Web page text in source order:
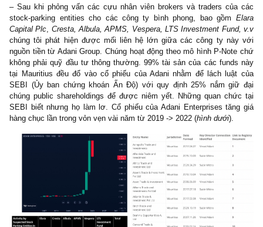
(nơi ưa thích của giới tài phiệt Ấn Độ), và mua bán cổ phiếu
thấp tay trái qua tay phải nhằm thao túng giá một cách rất tinh vi
Chúng tôi hi vọng Bộ Chính Trị trong tương lai có thể sâu sát
này hơn, đưa ra Nghị Quyết để các Bộ Ban Ngành có nghiệp vụ
nghệ cao & tài chính như Bộ Công An phối hợp Bộ Tài Chính –
Chứng khoán, Tổng cục Tình báo, Cục Quản lý Xuất nhập cảnh
chính thức theo dõi, điều tra sâu rộng, khởi tố, triệt hạ được
thao túng giá tinh vi tương tự tại Việt Nam. Nếu như
Research với đội ngũ chỉ non 5-10 người cũng có thể download
@Nathan Anderson/Hindenburg: “Sau khi download
catalogue sổ lưu ký hàng triệu DN của Mauritius, đã rõ ràng với
tôi rằng sự dính dáng của Vinod Adani(@S.A.F.E: anh trai
Gautam Adani) đối với hàng loạt các công ty bình phong quốc
Adani Group là rất lớn.